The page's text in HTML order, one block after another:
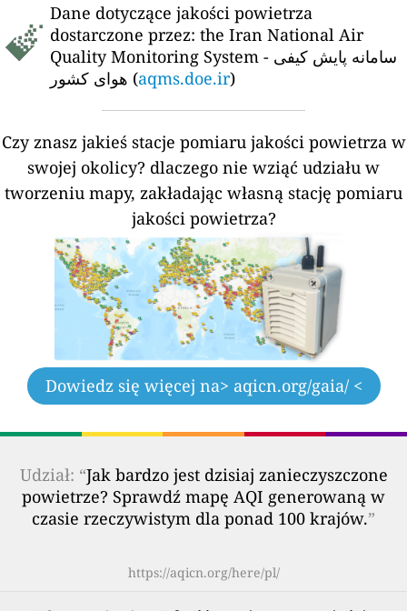
Dane dotyczące jakości powietrza
dostarczone przez: the Iran National Air
Quality Monitoring System - سامانه پایش کیفی
هوای کشور (aqms.doe.ir)
Czy znasz jakieś stacje pomiaru jakości powietrza w
swojej okolicy? dlaczego nie wziąć udziału w
tworzeniu mapy, zakładając własną stację pomiaru
jakości powietrza?
Dowiedz się więcej na> aqicn.org/gaia/ <
Udział: “Jak bardzo jest dzisiaj zanieczyszczone
powietrze? Sprawdź mapę AQI generowaną w
czasie rzeczywistym dla ponad 100 krajów.”
https://aqicn.org/here/pl/